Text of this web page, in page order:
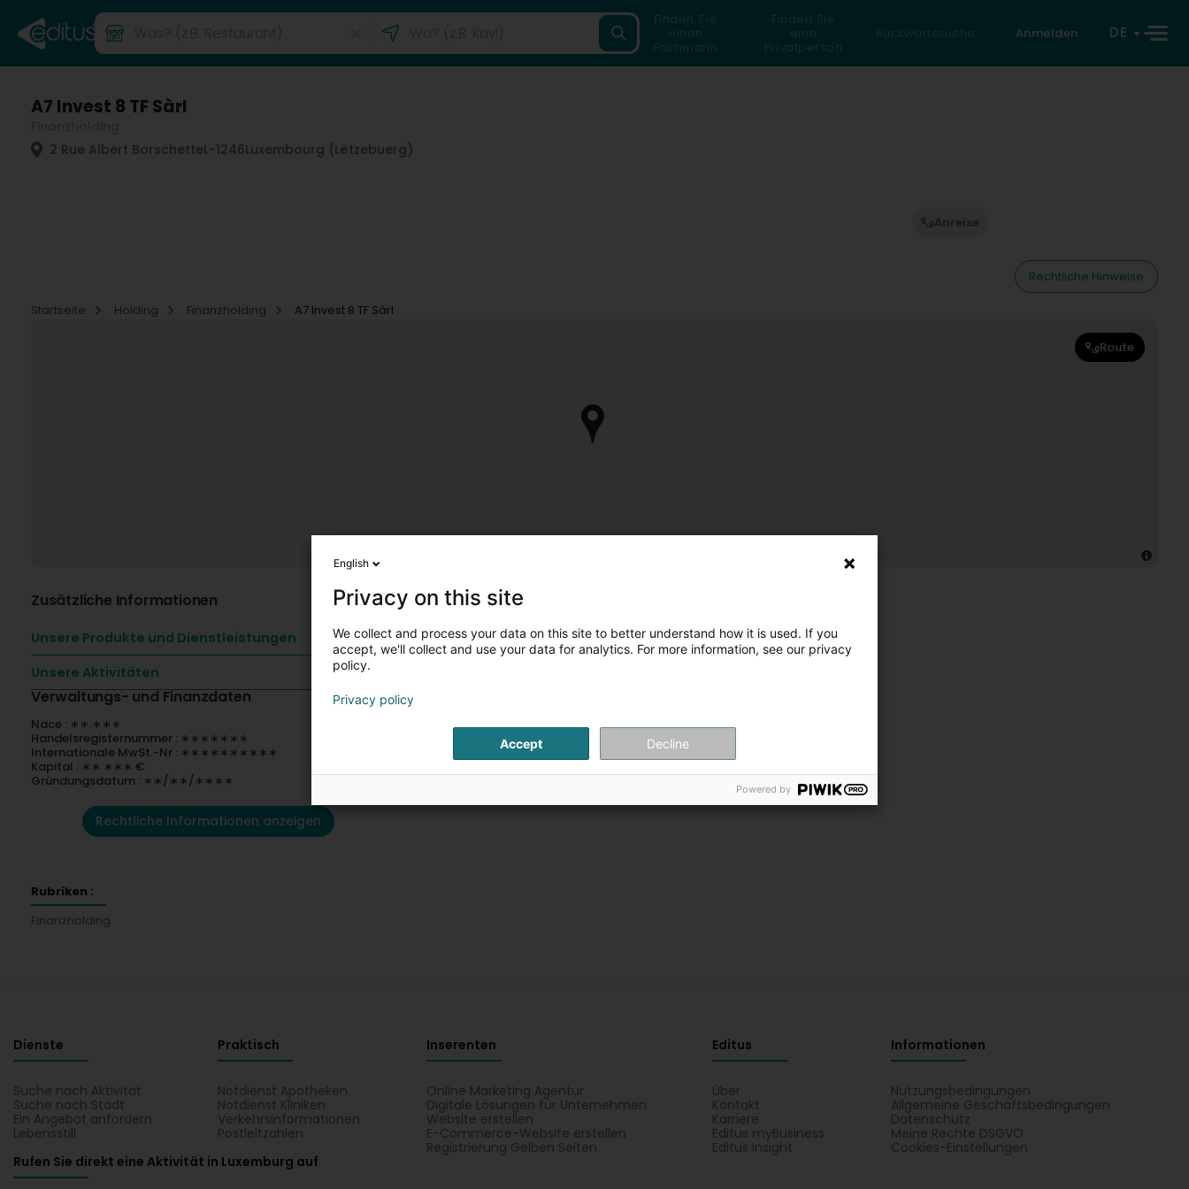
Finden Sie
einen
Fachmann
Finden Sie
eine
Privatperson
Rückwärtssuche Anmelden DE
A7 Invest 8 TF Sàrl
2 Rue Albert BorschetteL-1246Luxembourg (Lëtzebuerg)
Anreise
Rechtliche Hinweise
Startseite
Holding Finanzholding A7 Invest 8 TF Sàrl
Route
Zusätzliche Informationen
Unsere Produkte und Dienstleistungen
Unsere Aktivitäten
Verwaltungs- und Finanzdaten
Nace : ∗∗.∗∗∗
Handelsregisternummer : ∗∗∗∗∗∗∗
Internationale MwSt.-Nr : ∗∗∗∗∗∗∗∗∗∗
Kapital : ∗∗ ∗∗∗ €
Gründungsdatum : ∗∗/∗∗/∗∗∗∗
Rechtliche Informationen anzeigen
Rubriken :
Finanzholding
Dienste
Suche nach Aktivität
Suche nach Stadt
Ein Angebot anfordern
Lebensstill
Praktisch
Notdienst Apotheken
Notdienst Kliniken
Verkehrsinformationen
Postleitzahlen
Inserenten
Online Marketing Agentur
Digitale Lösungen für Unternehmen
Website erstellen
E-Commerce-Website erstellen
Registrierung Gelben Seiten
Editus
Über
Kontakt
Karriere
Editus myBusiness
Editus Insight
Informationen
Nutzungsbedingungen
Allgemeine Geschäftsbedingungen
Datenschutz
Meine Rechte DSGVO
Cookies-Einstellungen
Rufen Sie direkt eine Aktivität in Luxemburg auf
English
Privacy on this site
We collect and process your data on this site to better understand how it is used. If you
accept, we'll collect and use your data for analytics. For more information, see our privacy
policy.
Privacy policy
Accept Decline
Powered by